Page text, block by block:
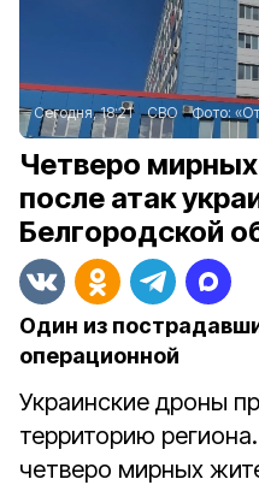
Сегодня, 18:21 СВО Фото:
Четверо
после атак
Белгородской
Один из
операционной
Украинские дроны
территорию
четверо мирных